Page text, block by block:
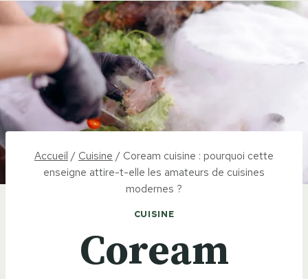
Accueil / Cuisine / Coream cuisine : pourquoi cette
enseigne attire-t-elle les amateurs de cuisines
modernes ?
CUISINE
Coream